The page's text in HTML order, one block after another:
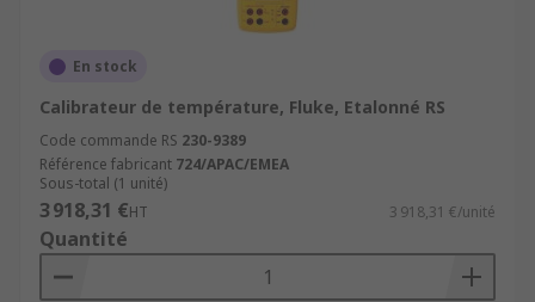
En stock
Calibrateur de température, Fluke, Etalonné RS
Code commande RS 230-9389
Référence fabricant 724/APAC/EMEA
Sous-total (1 unité)
3 918,31 €HT 3 918,31 €/unité
Quantité